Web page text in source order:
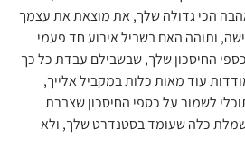
הכי גדולה שלך, את מוצאת את עצמך
ותוהה האם בשביל אירוע חד פעמי
החיסכון שלך, שבשבילם עבדת כל כך
עוד מאות כלות במקביל אלייך,
לשמור על כספי החיסכון שצברת
כלה שעומד בסטנדרט שלך, ולא